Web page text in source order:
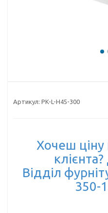
Артикул: PK-L-H45-300
Хочеш ціну
Відділ
350-